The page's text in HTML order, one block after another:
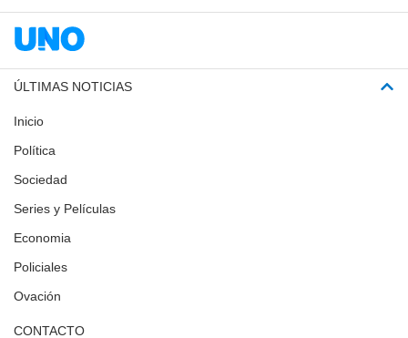
ÚLTIMAS NOTICIAS
Inicio
Política
Sociedad
Series y Películas
Economia
Policiales
Ovación
CONTACTO